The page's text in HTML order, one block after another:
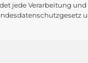
jede Verarbeitung